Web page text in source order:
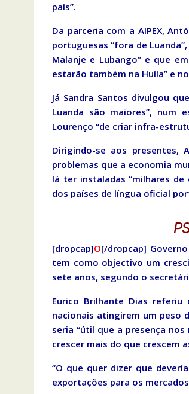
país”.
Da parceria com a AIPEX,
portuguesas “fora de
Malanje e Lubango” e que
estarão também na Huíla” e
Já Sandra Santos divulgou
Luanda são maiores”, num
Lourenço “de criar infra-
Dirigindo-se aos presentes,
problemas que a economia
lá ter instaladas “milhares
dos países de língua oficial
[dropcap]O[/dropcap]
tem como objectivo um
sete anos, segundo o
Eurico Brilhante Dias
nacionais atingirem um peso
seria “útil que a presença
crescer mais do que crescem
“O que quer dizer que
exportações para os